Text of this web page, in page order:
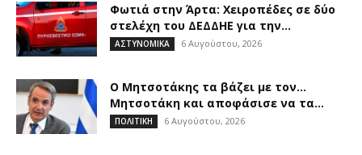
Φωτιά στην Άρτα: Χειροπέδες σε δύο
στελέχη του ΔΕΔΔΗΕ για την...
ΑΣΤΥΝΟΜΙΚΑ 6 Αυγούστου, 2026
Ο Μητσοτάκης τα βάζει με τον…
Μητσοτάκη και αποφάσισε να τα...
ΠΟΛΙΤΙΚΗ 6 Αυγούστου, 2026